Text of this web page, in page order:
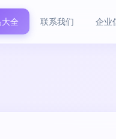
全 联系我们 企业